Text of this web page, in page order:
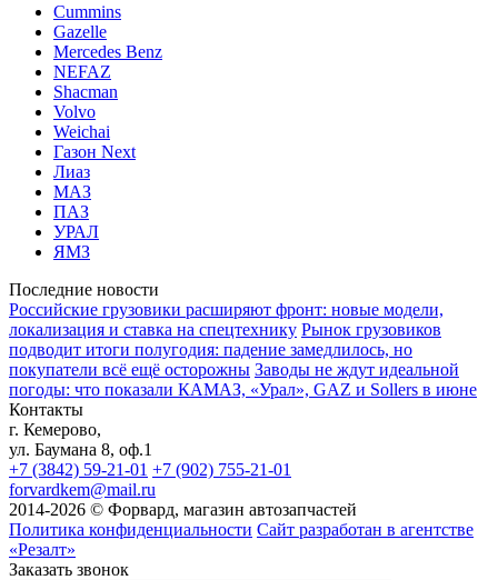
Cummins
Gazelle
Mercedes Benz
NEFAZ
Shacman
Volvo
Weichai
Газон Next
Лиаз
МАЗ
ПАЗ
УРАЛ
ЯМЗ
Последние новости
Российские грузовики расширяют фронт: новые модели,
локализация и ставка на спецтехнику Рынок грузовиков
подводит итоги полугодия: падение замедлилось, но
покупатели всё ещё осторожны Заводы не ждут идеальной
погоды: что показали КАМАЗ, «Урал», GAZ и Sollers в июне
Контакты
г. Кемерово,
ул. Баумана 8, оф.1
+7 (3842) 59-21-01 +7 (902) 755-21-01
forvardkem@mail.ru
2014-2026 © Форвард, магазин автозапчастей
Политика конфиденциальности Сайт разработан в агентстве
«Резалт»
Заказать звонок